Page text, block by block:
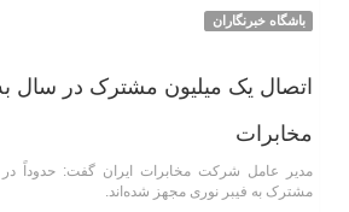
باشگاه خبرنگاران
اتصال یک میلیون مشترک در سال
مخابرات
مشترک به فیبر نوری مجهز شده‌اند.